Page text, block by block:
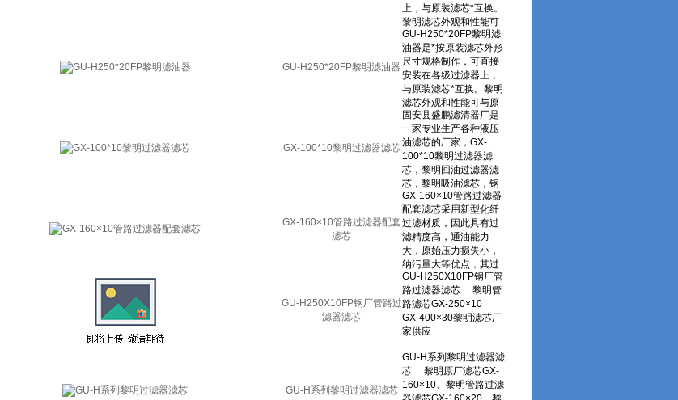
GU-H250*20FP黎明滤油器
GX-100*10黎明过滤器滤芯
GX-160×10管路过滤器配套
滤芯
GU-H250X10FP钢厂管路过
滤器滤芯
GU-H系列黎明过滤器滤芯